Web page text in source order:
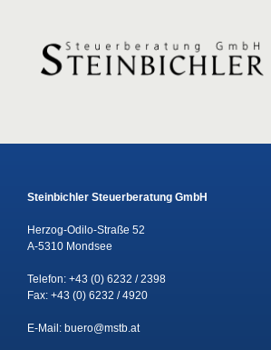
Steinbichler Steuerberatung GmbH
Herzog-Odilo-Straße 52
A-5310 Mondsee
Telefon: +43 (0) 6232 / 2398
Fax: +43 (0) 6232 / 4920
E-Mail: buero@mstb.at